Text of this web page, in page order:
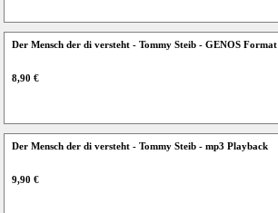
Der Mensch der di versteht - Tommy Steib - GENOS Format
8,90 €
Der Mensch der di versteht - Tommy Steib - mp3 Playback
9,90 €